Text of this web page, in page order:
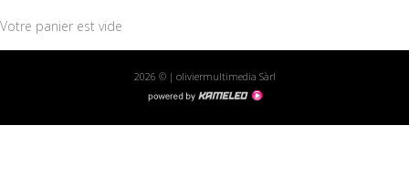
Votre panier est vide
2026 © | oliviermultimedia Sàrl
site